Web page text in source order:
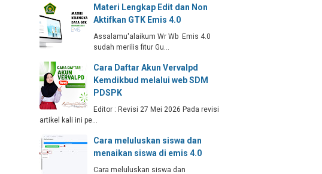
Materi Lengkap Edit dan Non
Aktifkan GTK Emis 4.0
Assalamu'alaikum Wr Wb Emis 4.0
sudah merilis fitur Gu…
Cara Daftar Akun Vervalpd
Kemdikbud melalui web SDM
PDSPK
Editor : Revisi 27 Mei 2026 Pada revisi
artikel kali ini pe…
Cara meluluskan siswa dan
menaikan siswa di emis 4.0
Cara meluluskan siswa dan